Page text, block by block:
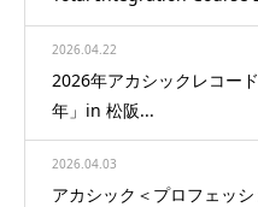
2026.04.22
2026年アカシックレコー
年」in 松阪...
2026.04.03
アカシック＜プロフェッ